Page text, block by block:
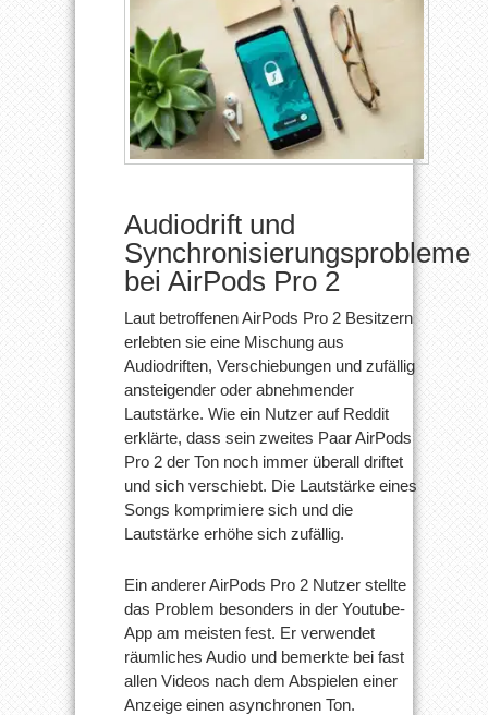
Audiodrift und
Synchronisierungsprobleme
bei AirPods Pro 2
Laut betroffenen AirPods Pro 2 Besitzern
erlebten sie eine Mischung aus
Audiodriften, Verschiebungen und zufällig
ansteigender oder abnehmender
Lautstärke. Wie ein Nutzer auf Reddit
erklärte, dass sein zweites Paar AirPods
Pro 2 der Ton noch immer überall driftet
und sich verschiebt. Die Lautstärke eines
Songs komprimiere sich und die
Lautstärke erhöhe sich zufällig.
Ein anderer AirPods Pro 2 Nutzer stellte
das Problem besonders in der Youtube-
App am meisten fest. Er verwendet
räumliches Audio und bemerkte bei fast
allen Videos nach dem Abspielen einer
Anzeige einen asynchronen Ton.